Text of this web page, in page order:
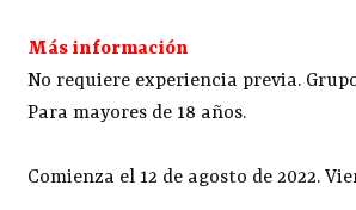
Más información
No requiere experiencia previa.
Para mayores de 18 años.
Comienza el 12 de agosto de 2022.